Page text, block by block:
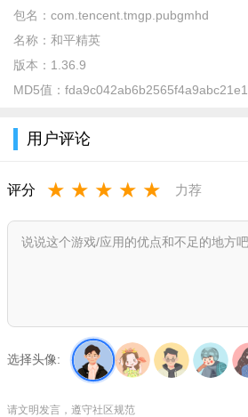
2、不同的造型和服装可以自由进行搭
3、采用虚幻四引擎打造的广阔地图
1、实景地图 百人竞技
多张超大实景地图，体验丰富的环境
凭借战斗策略及射击能力勇夺冠军，力
包名： com.tencent.tmgp.pubgmhd
名称： 和平精英
版本： 1.36.9
MD5值：
用户评论
评分 ★ ★ ★ ★ ★ 力荐
选择头像:
请文明发言，遵守社区规范